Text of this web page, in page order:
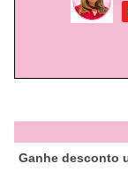
Ganhe desconto